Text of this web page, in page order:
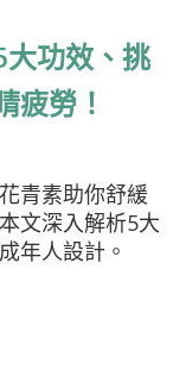
大功效、挑
疲勞！
青素助你舒緩
文深入解析5大
年人設計。